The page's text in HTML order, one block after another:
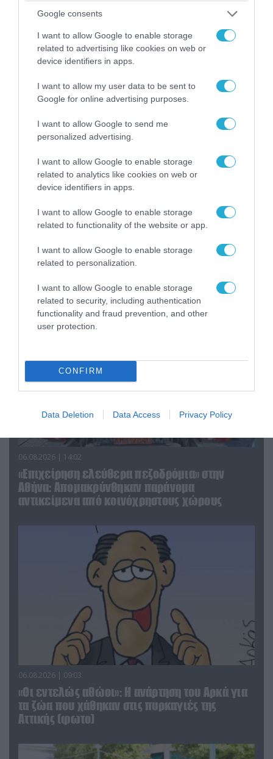
Google consents
I want to allow Google to enable storage
related to advertising like cookies on web or
device identifiers in apps.
I want to allow my user data to be sent to
Google for online advertising purposes.
I want to allow Google to send me
personalized advertising.
I want to allow Google to enable storage
related to analytics like cookies on web or
device identifiers in apps.
I want to allow Google to enable storage
related to functionality of the website or app.
I want to allow Google to enable storage
related to personalization.
I want to allow Google to enable storage
related to security, including authentication
functionality and fraud prevention, and other
user protection.
CONFIRM
Data Deletion Data Access Privacy Policy
προεδρικό ελικόπτερο Marine One – Βρέθηκε
«Επιχείρηση ελεύθερα πεζοδρόμια» στην
Αθήνα: Απομακρύνθηκαν παράνομα
αντικείμενα από κοινόχρηστους χώρους
ΠΟΛΙΤΙΚΗ
06.08.2026 | 14:02
«Επιχείρηση ελεύθερα πεζοδρόμια» στην
Αθήνα: Απομακρύνθηκαν παράνομα
αντικείμενα από κοινόχρηστους χώρους
06.08.2026 | 09:03
«Οι εντελώς αθώοι»: Η ανάρτηση του Αρκά για
τα ζώα που χάθηκαν στις πυρκαγιές της
Αττικής (φωτο)